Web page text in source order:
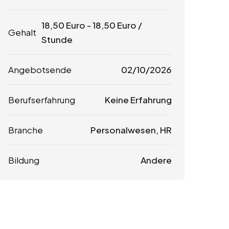
Gehalt
18,50 Euro -18,50 Euro /
Stunde
Angebotsende 02/10/2026
Berufserfahrung Keine Erfahrung
Branche Personalwesen, HR
Bildung Andere